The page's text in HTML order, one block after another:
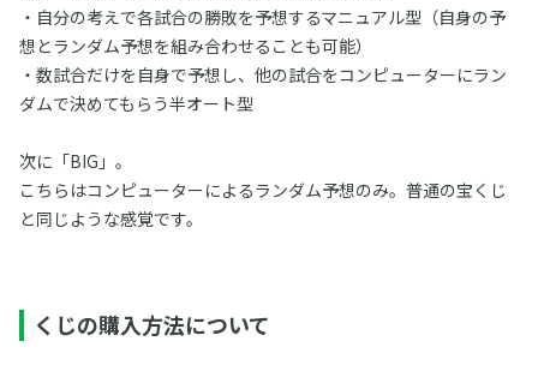
・自分の考えで各試合の勝敗を予想するマニュアル型（自身の予
想とランダム予想を組み合わせることも可能）
・数試合だけを自身で予想し、他の試合をコンピューターにラン
ダムで決めてもらう半オート型
次に「BIG」。
こちらはコンピューターによるランダム予想のみ。普通の宝くじ
と同じような感覚です。
くじの購入方法について